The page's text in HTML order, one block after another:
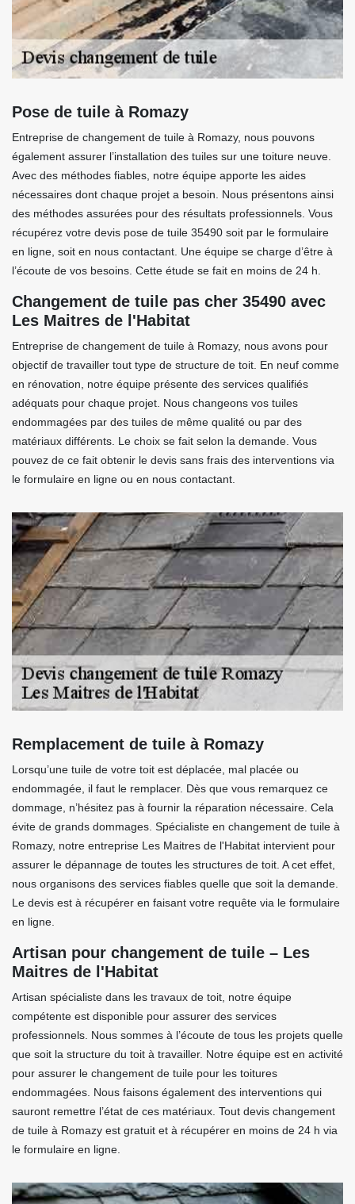
Pose de tuile à Romazy
Entreprise de changement de tuile à Romazy, nous pouvons
également assurer l’installation des tuiles sur une toiture neuve.
Avec des méthodes fiables, notre équipe apporte les aides
nécessaires dont chaque projet a besoin. Nous présentons ainsi
des méthodes assurées pour des résultats professionnels. Vous
récupérez votre devis pose de tuile 35490 soit par le formulaire
en ligne, soit en nous contactant. Une équipe se charge d’être à
l’écoute de vos besoins. Cette étude se fait en moins de 24 h.
Changement de tuile pas cher 35490 avec
Les Maitres de l'Habitat
Entreprise de changement de tuile à Romazy, nous avons pour
objectif de travailler tout type de structure de toit. En neuf comme
en rénovation, notre équipe présente des services qualifiés
adéquats pour chaque projet. Nous changeons vos tuiles
endommagées par des tuiles de même qualité ou par des
matériaux différents. Le choix se fait selon la demande. Vous
pouvez de ce fait obtenir le devis sans frais des interventions via
le formulaire en ligne ou en nous contactant.
Remplacement de tuile à Romazy
Lorsqu’une tuile de votre toit est déplacée, mal placée ou
endommagée, il faut le remplacer. Dès que vous remarquez ce
dommage, n’hésitez pas à fournir la réparation nécessaire. Cela
évite de grands dommages. Spécialiste en changement de tuile à
Romazy, notre entreprise Les Maitres de l'Habitat intervient pour
assurer le dépannage de toutes les structures de toit. A cet effet,
nous organisons des services fiables quelle que soit la demande.
Le devis est à récupérer en faisant votre requête via le formulaire
en ligne.
Artisan pour changement de tuile – Les
Maitres de l'Habitat
Artisan spécialiste dans les travaux de toit, notre équipe
compétente est disponible pour assurer des services
professionnels. Nous sommes à l’écoute de tous les projets quelle
que soit la structure du toit à travailler. Notre équipe est en activité
pour assurer le changement de tuile pour les toitures
endommagées. Nous faisons également des interventions qui
sauront remettre l’état de ces matériaux. Tout devis changement
de tuile à Romazy est gratuit et à récupérer en moins de 24 h via
le formulaire en ligne.